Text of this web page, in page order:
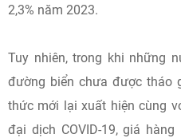
2,3% năm 2023.
Tuy nhiên, trong khi những
đường biển chưa được tháo
thức mới lại xuất hiện cùng
đại dịch COVID-19, giá